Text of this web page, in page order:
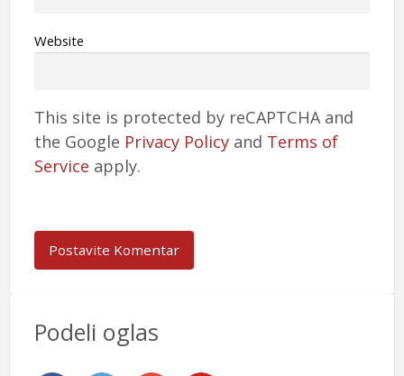
Website
This site is protected by reCAPTCHA and
the Google Privacy Policyand Terms of
Service apply.
Podeli oglas